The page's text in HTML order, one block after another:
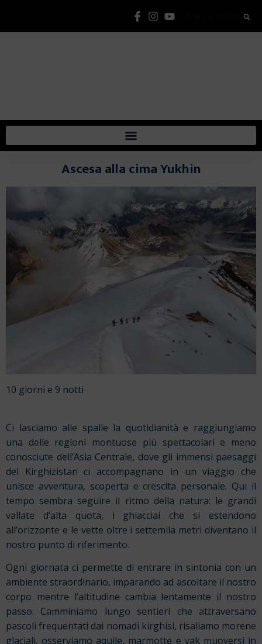
Ascesa alla cima Yukhin
10 giorni e 9 notti
Ci lasciamo alle spalle la quotidianità e raggiungiamo
una delle regioni montuose più spettacolari e meno
conosciute dell’Asia Centrale, dove gli immensi paesaggi
del Kirghizistan ci accompagnano in un viaggio che
unisce avventura, scoperta e crescita personale. Qui il
tempo sembra seguire il ritmo della natura: le grandi
vallate d’alta quota, i ghiacciai che si estendono
all’orizzonte e le vette oltre i settemila metri diventano il
nostro punto di riferimento.
Ogni giornata ci permette di entrare in sintonia con un
ambiente straordinario, imparando ad ascoltare il nostro
corpo mentre l’altitudine cambia lentamente il nostro
passo. Camminiamo lungo sentieri che attraversano
pascoli frequentati dai nomadi kirghisi, risaliamo morene
glaciali, osserviamo aquile, marmotte e yak muoversi in